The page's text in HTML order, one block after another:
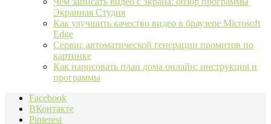
Экранная Студия
Как улучшить качество видео в браузере Microsoft
Edge
Сервис автоматической генерации промптов по
картинке
Как нарисовать план дома онлайн: инструкция и
программы
Facebook
ВКонтакте
Pinterest